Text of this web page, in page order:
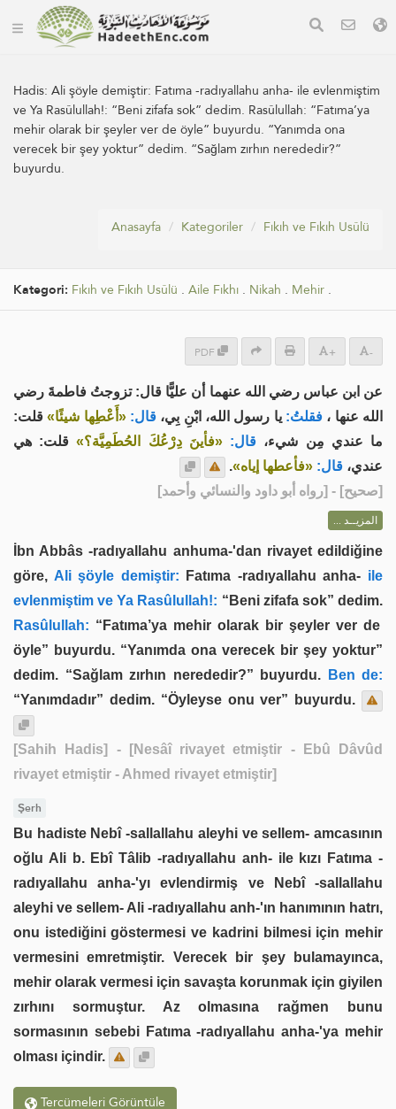
Hadis:Ali şöyle demiştir: Fatıma -radıyallahu anha- ile evlenmiştim
ve Ya Rasûlullah!: “Beni zifafa sok” dedim. Rasûlullah: “Fatıma’ya
mehir olarak bir şeyler ver de öyle” buyurdu. “Yanımda ona
verecek bir şey yoktur” dedim. “Sağlam zırhın nerededir?”
buyurdu.
Anasayfa Kategoriler Fıkıh ve Fıkıh Usûlü
Kategori: Fıkıh ve Fıkıh Usûlü . Aile Fıkhı . Nikah . Mehir .
PDF + -
عن ابن عباس رضي الله عنهما أن عليًّا قال: تزوجتُ فاطمةَ رضي
الله عنها ، فقلتُ: يا رسول الله، ابْنِ بِي، قال: «أَعْطِها شيئًا»قلت:
ما عندي مِن شيء، قال: «فأينَ دِرْعُكَ الحُطَمِيَّة؟»قلت: هي
عندي، قال: «فأعطها إياه».
[صحيح] - [رواه أبو داود والنسائي وأحمد]
المزيــد ...
İbn Abbâs -radıyallahu anhuma-'dan rivayet edildiğine
göre, Ali şöyle demiştir: Fatıma -radıyallahu anha- ile
evlenmiştim ve Ya Rasûlullah!: “Beni zifafa sok” dedim.
Rasûlullah: “Fatıma’ya mehir olarak bir şeyler ver de
öyle” buyurdu. “Yanımda ona verecek bir şey yoktur”
dedim. “Sağlam zırhın nerededir?” buyurdu. Ben de:
“Yanımdadır” dedim. “Öyleyse onu ver” buyurdu.
[Sahih Hadis]
- [Nesâî rivayet etmiştir - Ebû Dâvûd
rivayet etmiştir - Ahmed rivayet etmiştir]
Şerh
Bu hadiste Nebî -sallallahu aleyhi ve sellem- amcasının
oğlu Ali b. Ebî Tâlib -radıyallahu anh- ile kızı Fatıma -
radıyallahu anha-'yı evlendirmiş ve Nebî -sallallahu
aleyhi ve sellem- Ali -radıyallahu anh-'ın hanımının hatrı,
onu istediğini göstermesi ve kadrini bilmesi için mehir
vermesini emretmiştir. Verecek bir şey bulamayınca,
mehir olarak vermesi için savaşta korunmak için giyilen
zırhını sormuştur. Az olmasına rağmen bunu
sormasının sebebi Fatıma -radıyallahu anha-'ya mehir
olması içindir.
Tercümeleri Görüntüle